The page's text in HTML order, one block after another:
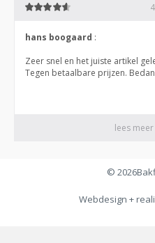
© 2026
Webdesign +